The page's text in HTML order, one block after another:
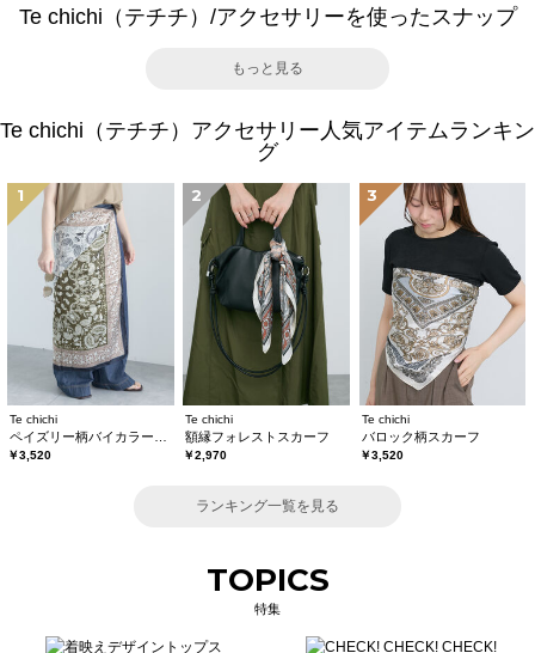
Te chichi（テチチ）/アクセサリーを使ったスナップ
もっと見る
Te chichi（テチチ）アクセサリー人気アイテムランキン
グ
1
Te chichi
￥3,520
2
Te chichi
額縁フォレストスカーフ
￥2,970
3
Te chichi
バロック柄スカーフ
￥3,520
ランキング一覧を見る
TOPICS
特集